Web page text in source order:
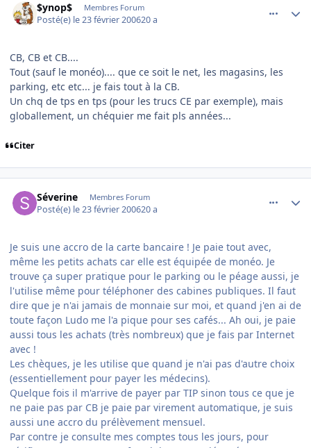
$ynop$ Membres Forum
Posté(e) le 23 février 200620 a
CB, CB et CB....
Tout (sauf le monéo).... que ce soit le net, les magasins, les
parking, etc etc... je fais tout à la CB.
Un chq de tps en tps (pour les trucs CE par exemple), mais
globallement, un chéquier me fait pls années...
Citer
Séverine Membres Forum
Posté(e) le 23 février 200620 a
Je suis une accro de la carte bancaire ! Je paie tout avec,
même les petits achats car elle est équipée de monéo. Je
trouve ça super pratique pour le parking ou le péage aussi, je
l'utilise même pour téléphoner des cabines publiques. Il faut
dire que je n'ai jamais de monnaie sur moi, et quand j'en ai de
toute façon Ludo me l'a pique pour ses cafés... Ah oui, je paie
aussi tous les achats (très nombreux) que je fais par Internet
avec !
Les chèques, je les utilise que quand je n'ai pas d'autre choix
(essentiellement pour payer les médecins).
Quelque fois il m'arrive de payer par TIP sinon tous ce que je
ne paie pas par CB je paie par virement automatique, je suis
aussi une accro du prélèvement mensuel.
Par contre je consulte mes comptes tous les jours, pour